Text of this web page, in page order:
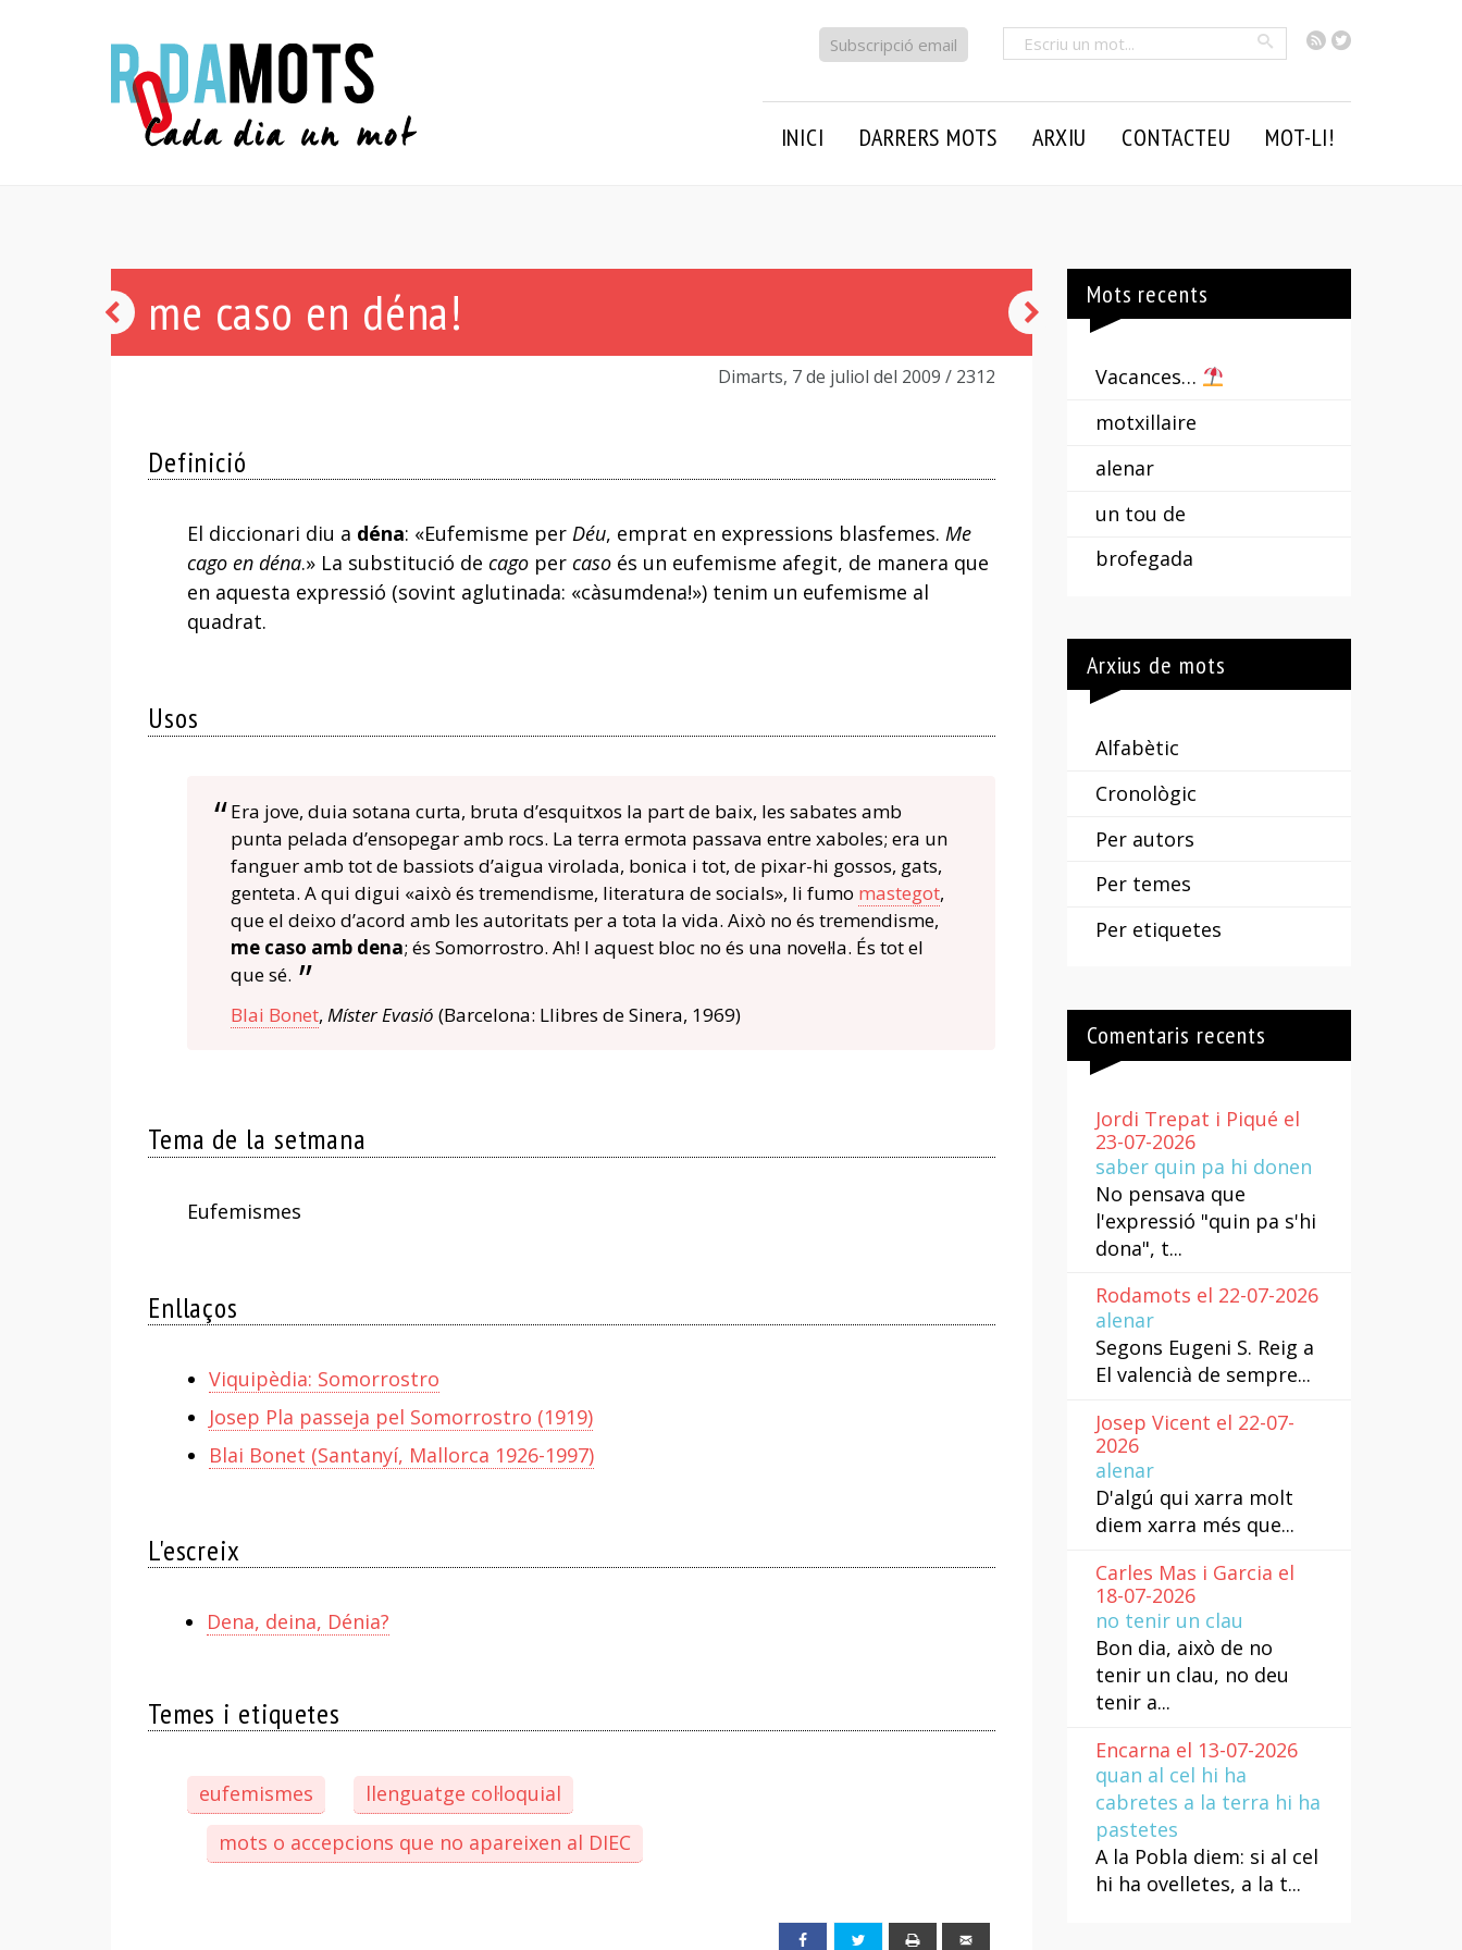
RSSTwitter
Cercar
Subscripció email
INICI DARRERS MOTS ARXIU CONTACTEU MOT-LI!
me caso en déna!
Dimarts, 7 de juliol del 2009 / 2312
Definició
El diccionari diu a déna: «Eufemisme per Déu, emprat en expressions blasfemes. Me
cago en déna.» La substitució de cagoper casoés un eufemisme afegit, de manera que
en aquesta expressió (sovint aglutinada: «càsumdena!») tenim un eufemisme al
quadrat.
Usos
Era jove, duia sotana curta, bruta d’esquitxos la part de baix, les sabates amb
punta pelada d’ensopegar amb rocs. La terra ermota passava entre xaboles; era un
fanguer amb tot de bassiots d’aigua virolada, bonica i tot, de pixar-hi gossos, gats,
genteta. A qui digui «això és tremendisme, literatura de socials», li fumo mastegot,
que el deixo d’acord amb les autoritats per a tota la vida. Això no és tremendisme,
me caso amb dena; és Somorrostro. Ah! I aquest bloc no és una novel·la. És tot el
que sé.
Blai Bonet, Míster Evasió (Barcelona: Llibres de Sinera, 1969)
Tema de la setmana
Eufemismes
Enllaços
Viquipèdia: Somorrostro
Josep Pla passeja pel Somorrostro (1919)
Blai Bonet (Santanyí, Mallorca 1926-1997)
L'escreix
Dena, deina, Dénia?
Temes i etiquetes
eufemismes
llenguatge col·loquial
mots o accepcions que no apareixen al DIEC
Facebook Twitter
cordons!
Mots recents
Vacances…
motxillaire
alenar
un tou de
brofegada
Arxius de mots
Alfabètic
Cronològic
Per autors
Per temes
Per etiquetes
Comentaris recents
Jordi Trepat i Piqué el
23-07-2026
saber quin pa hi donen
No pensava que
l'expressió "quin pa s'hi
dona", t...
Rodamots el 22-07-2026
alenar
Segons Eugeni S. Reig a
El valencià de sempre...
Josep Vicent el 22-07-
2026
alenar
D'algú qui xarra molt
diem xarra més que...
Carles Mas i Garcia el
18-07-2026
no tenir un clau
Bon dia, això de no
tenir un clau, no deu
tenir a...
Encarna el 13-07-2026
quan al cel hi ha
cabretes a la terra hi ha
pastetes
A la Pobla diem: si al cel
hi ha ovelletes, a la t...